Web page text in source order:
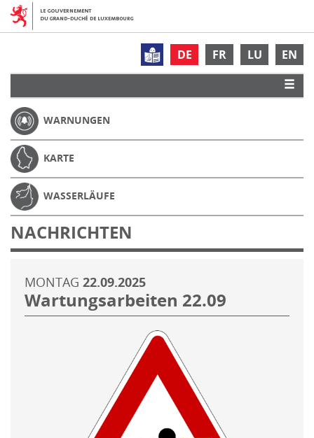
DE FR LU EN
WARNUNGEN
KARTE
WASSERLÄUFE
NACHRICHTEN
MONTAG 22.09.2025
Wartungsarbeiten 22.09